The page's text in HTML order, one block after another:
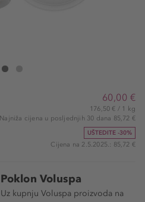
VOLUSPA Bourbon Vanille Grande Maison Candle
60,00 €
176,50 € / 1 kg
Najniža cijena u posljednjih 30 dana 85,72 €
UŠTEDITE -30%
Cijena na 2.5.2025.: 85,72 €
Poklon Voluspa
Uz kupnju Voluspa proizvoda na